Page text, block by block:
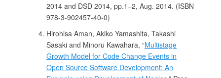
2014 and DSD 2014, pp.1–2, Aug. 2014. (ISBN
978-3-902457-40-0)
Hirohisa Aman, Akiko Yamashita, Takashi
Sasaki and Minoru Kawahara, “Multistage
Growth Model for Code Change Events in
Open Source Software Development: An